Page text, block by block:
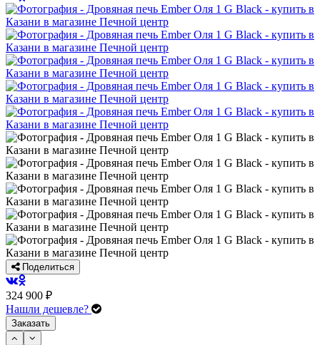
Поделиться
324 900 ₽
Нашли дешевле?
Заказать